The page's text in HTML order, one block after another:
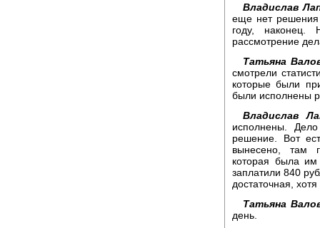
Владислав
еще нет решения
году,
рассмотрение
Татьяна
смотрели
которые были
были исполнены
Владислав
исполнены.
решение. Вот
вынесено, там
которая была
заплатили 840
достаточная,
Татьяна
день.